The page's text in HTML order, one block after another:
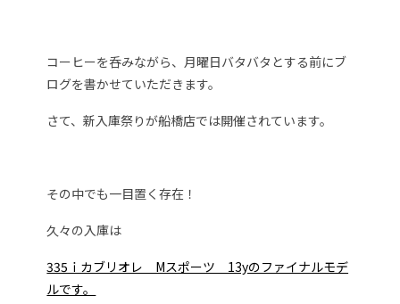
コーヒーを呑みながら、月曜日バタバタとする前にブ
ログを書かせていただきます。
さて、新入庫祭りが船橋店では開催されています。
その中でも一目置く存在！
久々の入庫は
335ｉカブリオレ Mスポーツ 13yのファイナルモデ
ルです。